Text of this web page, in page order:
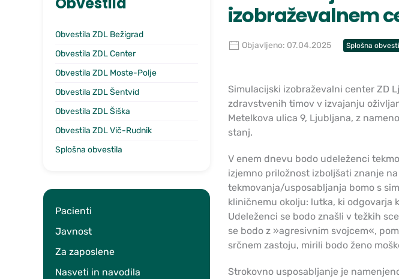
Obvestila ZDL Bežigrad
Obvestila ZDL Center
Obvestila ZDL Moste-Polje
Obvestila ZDL Šentvid
Obvestila ZDL Šiška
Obvestila ZDL Vič-Rudnik
Splošna obvestila
Pacienti
Javnost
Za zaposlene
Nasveti in navodila
izobraževalnem
Objavljeno: 07.04.2025 Splošna
Simulacijski izobraževalni center ZD
zdravstvenih timov v izvajanju
Metelkova ulica 9, Ljubljana, z
stanj.
V enem dnevu bodo udeleženci
izjemno priložnost izboljšati znanje
tekmovanja/usposabljanja bomo s
kliničnemu okolju: lutka, ki odgovarja
Udeleženci se bodo znašli v težkih
se bodo z »agresivnim svojcem«,
srčnem zastoju, mirili bodo ženo
Strokovno usposabljanje je